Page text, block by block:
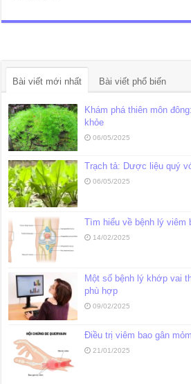
Bài viết mới nhất Bài viết phổ biến
Khám phá thiên môn
khỏe
06/05/2025
Trạch tả: Dược liệu quý
06/05/2025
Tìm hiểu về bệnh lý viêm
14/02/2025
Một số bệnh lý khớp vai
phù hợp
09/02/2025
Điều trị viêm bao gân
21/01/2025